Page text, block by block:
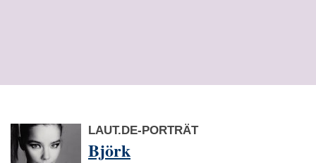
LAUT.DE-PORTRÄT
Björk